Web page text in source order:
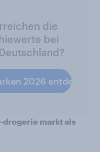
die
bei
2026 entdecken
drogerie markt als